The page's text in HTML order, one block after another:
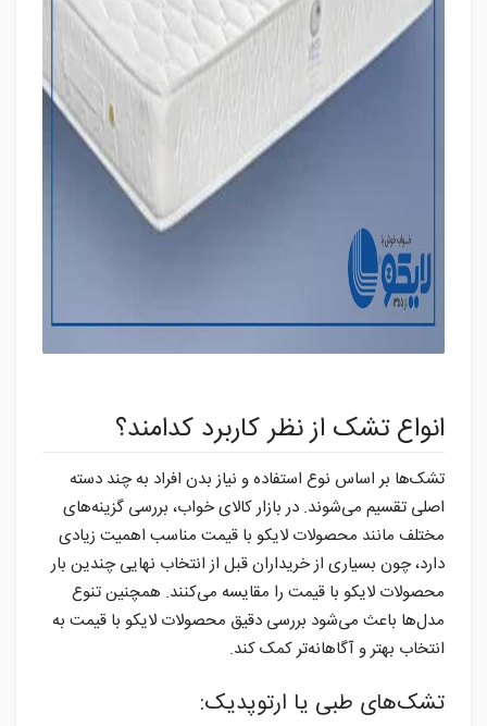
انواع تشک از نظر کاربرد کدامند؟
تشک‌ها بر اساس نوع استفاده و نیاز بدن افراد به چند دسته
اصلی تقسیم می‌شوند. در بازار کالای خواب، بررسی گزینه‌های
مختلف مانند محصولات لایکو با قیمت مناسب اهمیت زیادی
دارد، چون بسیاری از خریداران قبل از انتخاب نهایی چندین بار
محصولات لایکو با قیمت را مقایسه می‌کنند. همچنین تنوع
مدل‌ها باعث می‌شود بررسی دقیق محصولات لایکو با قیمت به
انتخاب بهتر و آگاهانه‌تر کمک کند.
تشک‌های طبی یا ارتوپدیک: